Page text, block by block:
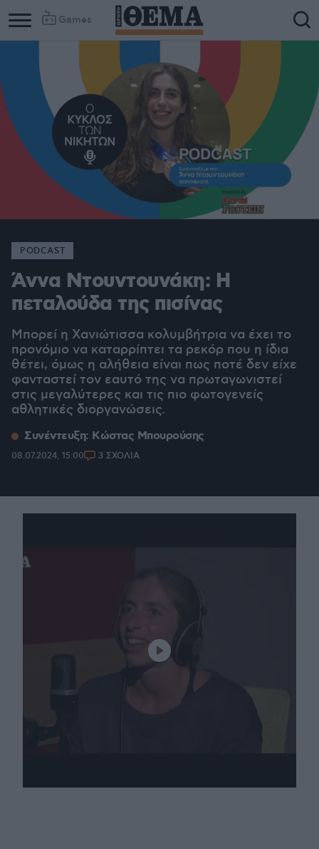
Games
PODCAST
Άννα Ντουντουνάκη: Η
πεταλούδα της πισίνας
Μπορεί η Χανιώτισσα κολυμβήτρια να έχει το
προνόμιο να καταρρίπτει τα ρεκόρ που η ίδια
θέτει, όμως η αλήθεια είναι πως ποτέ δεν είχε
φανταστεί τον εαυτό της να πρωταγωνιστεί
στις μεγαλύτερες και τις πιο φωτογενείς
αθλητικές διοργανώσεις.
Συνέντευξη: Κώστας Μπουρούσης
08.07.2024, 15:00 3 ΣΧΟΛΙΑ